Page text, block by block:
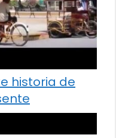
historia de